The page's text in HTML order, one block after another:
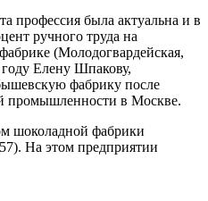
профессия была актуальна и в
ручного труда на
(Молодогвардейская,
Елену Шпакову,
фабрику после
промышленности в Москве.
шоколадной фабрики
На этом предприятии